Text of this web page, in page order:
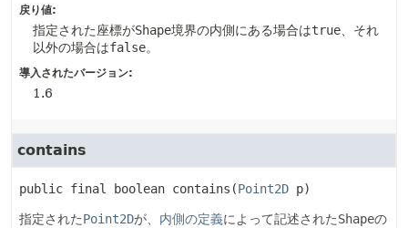
戻り値:
指定された座標がShape境界の内側にある場合はtrue 、それ
以外の場合はfalse。
導入されたバージョン:
1.6
contains
public final boolean contains (Point2D p)
指定されたPoint2Dが、 内側の定義によって記述されたShapeの